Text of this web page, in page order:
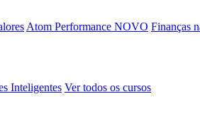
Atom Performance NOVO Finanças
Inteligentes Ver todos os cursos